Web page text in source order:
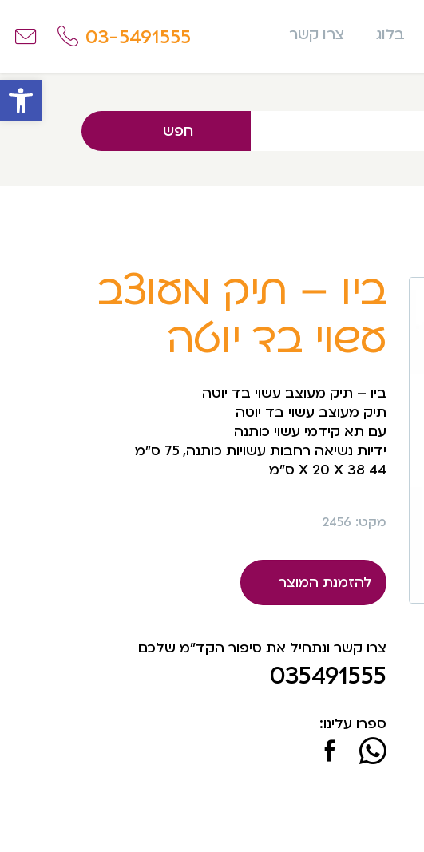
בלוג צרו קשר 03-5491555
חפש
ביו – תיק מעוצב
עשוי בד יוטה
ביו – תיק מעוצב עשוי בד יוטה
תיק מעוצב עשוי בד יוטה
עם תא קידמי עשוי כותנה
ידיות נשיאה רחבות עשויות כותנה, 75 ס”מ
44 X 20 X 38 ס”מ
מקט: 2456
להזמנת המוצר
צרו קשר ונתחיל את סיפור הקד"מ שלכם
035491555
ספרו עלינו: